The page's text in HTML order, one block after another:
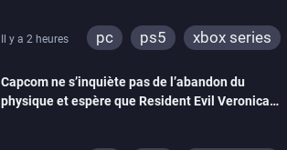
Il y a 2 heures pc ps5
xbox series
Capcom ne s’inquiète pas de l’abandon du
physique et espère que Resident Evil Veronica